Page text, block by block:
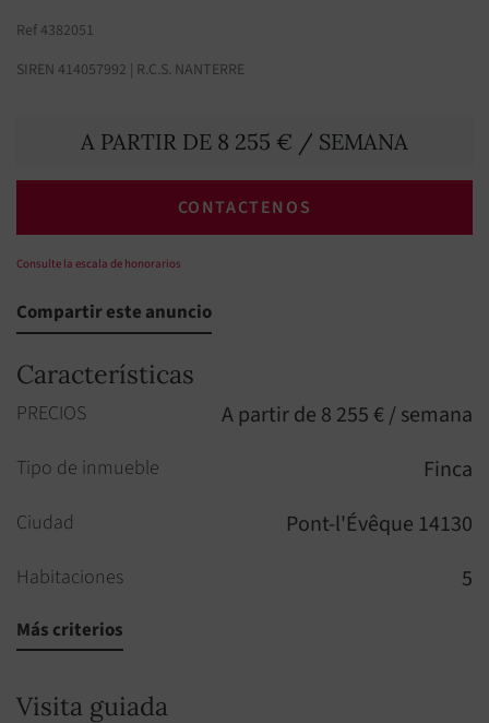
Ref 4382051
SIREN 414057992 | R.C.S. NANTERRE
A PARTIR DE 8 255 € / SEMANA
CONTACTENOS
Consulte la escala de honorarios
Compartir este anuncio
Características
PRECIOS A partir de 8 255 € / semana
Tipo de inmueble Finca
Ciudad Pont-l'Évêque 14130
Habitaciones 5
Cuartos de baño
Más criterios
Visita guiada